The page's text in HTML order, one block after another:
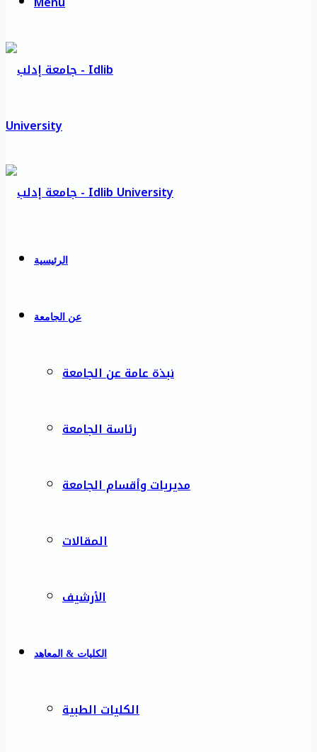
الرئيسية
عن الجامعة
نبذة عامة عن الجامعة
رئاسة الجامعة
مديريات وأقسام الجامعة
المقالات
الأرشيف
الكليات & المعاهد
الكليات الطبية